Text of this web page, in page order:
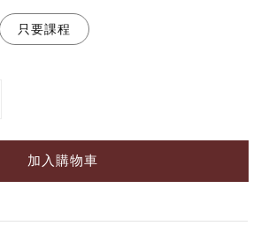
只要課程
加入購物車